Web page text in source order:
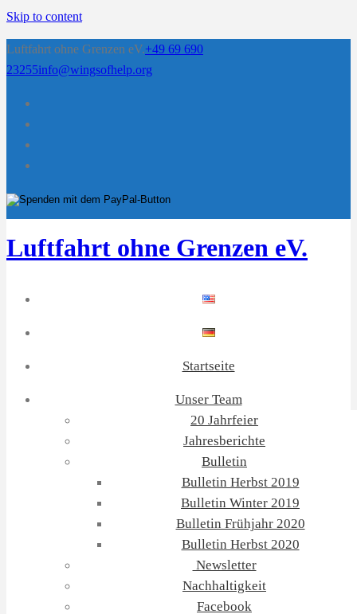
Skip to content
Luftfahrt ohne Grenzen eV.+49 69 690
23255info@wingsofhelp.org
Luftfahrt ohne Grenzen eV.
Startseite
Unser Team
20 Jahrfeier
Jahresberichte
Bulletin
Bulletin Herbst 2019
Bulletin Winter 2019
Bulletin Frühjahr 2020
Bulletin Herbst 2020
Newsletter
Nachhaltigkeit
Facebook